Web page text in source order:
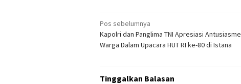
Navigasi
pos
Pos sebelumnya
Kapolri dan Panglima TNI Apresiasi Antusiasme
Warga Dalam Upacara HUT RI ke-80 di Istana
Tinggalkan Balasan